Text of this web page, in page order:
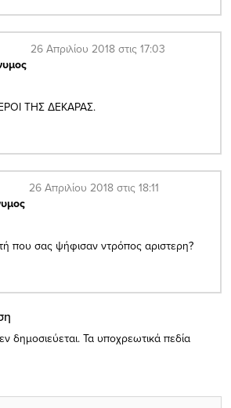
26 Απριλίου 2018 στις 17:03
ΤΗΣ ΔΕΚΑΡΑΣ.
26 Απριλίου 2018 στις 18:11
που σας ψήφισαν ντρόπος αριστερη?
δημοσιεύεται. Τα υποχρεωτικά πεδία